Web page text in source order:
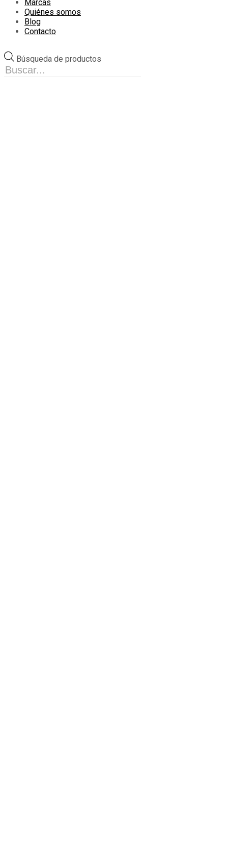
Marcas
Quiénes somos
Blog
Contacto
Búsqueda de productos